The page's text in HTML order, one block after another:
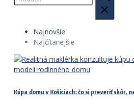
Najnovšie
Najčítanejšie
Kúpa domu v Košiciach: čo si preveriť skôr,